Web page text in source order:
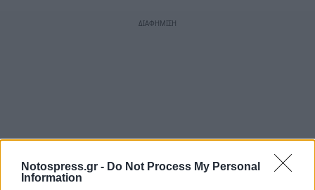
Notospress.gr - Do Not Process My Personal
Information